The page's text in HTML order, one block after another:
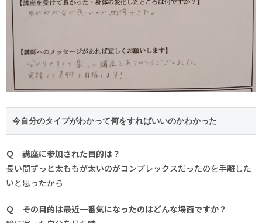
今自分のタイプがわかって何をすればいいのかわかった
Ｑ 講座に参加された目的は？
長い間ずっと太ももが太いのがコンプレックスだったのを手離した
いと思ったから
Ｑ その目的は最近一番気になったのはどんな場面ですか？